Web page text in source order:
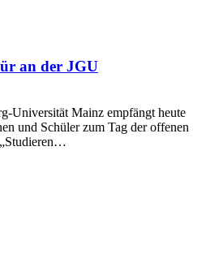
an der JGU
Universität Mainz empfängt heute
und Schüler zum Tag der offenen